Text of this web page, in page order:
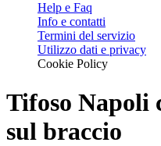
Help e Faq
Info e contatti
Termini del servizio
Utilizzo dati e privacy
Cookie Policy
Tifoso Napoli
sul braccio